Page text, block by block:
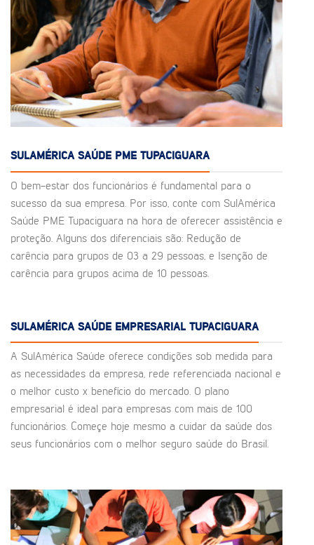
SULAMÉRICA SAÚDE PME TUPACIGUARA
O bem-estar dos funcionários é fundamental para o
sucesso da sua empresa. Por isso, conte com SulAmérica
Saúde PME Tupaciguara na hora de oferecer assistência e
proteção. Alguns dos diferenciais são: Redução de
carência para grupos de 03 a 29 pessoas, e Isenção de
carência para grupos acima de 10 pessoas.
SULAMÉRICA SAÚDE EMPRESARIAL TUPACIGUARA
A SulAmérica Saúde oferece condições sob medida para
as necessidades da empresa, rede referenciada nacional e
o melhor custo x benefício do mercado. O plano
empresarial é ideal para empresas com mais de 100
funcionários. Começe hoje mesmo a cuidar da saúde dos
seus funcionários com o melhor seguro saúde do Brasil.